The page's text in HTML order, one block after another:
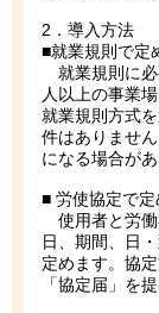
2．導入方法
■就業規則で定
就業規則に必
人以上の事業
就業規則方式
件はありませ
になる場合があ
■ 労使協定で
使用者と労働
日、期間、日
定めます。協
「協定届」を